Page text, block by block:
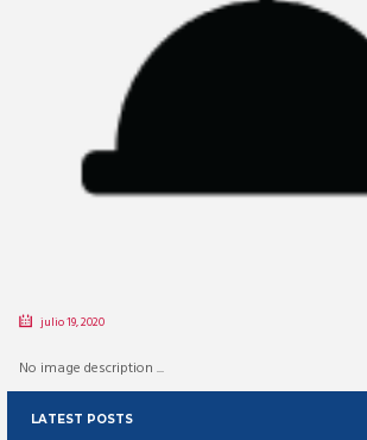
julio 19, 2020
No image description ...
LATEST POSTS